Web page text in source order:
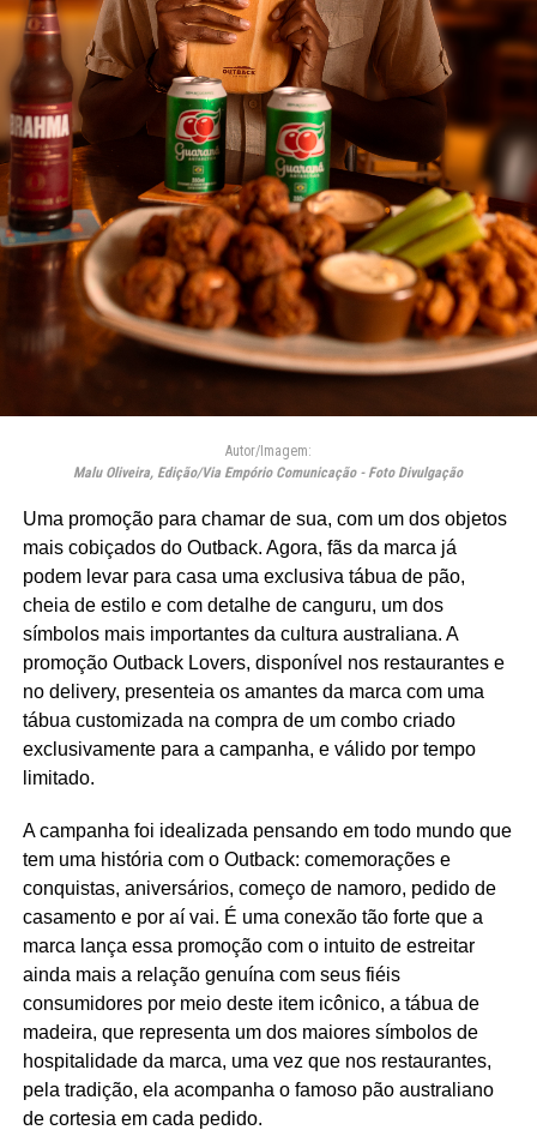
Autor/Imagem:
Malu Oliveira, Edição/Via Empório Comunicação - Foto Divulgação
Uma promoção para chamar de sua, com um dos objetos
mais cobiçados do Outback. Agora, fãs da marca já
podem levar para casa uma exclusiva tábua de pão,
cheia de estilo e com detalhe de canguru, um dos
símbolos mais importantes da cultura australiana. A
promoção Outback Lovers, disponível nos restaurantes e
no delivery, presenteia os amantes da marca com uma
tábua customizada na compra de um combo criado
exclusivamente para a campanha, e válido por tempo
limitado.
A campanha foi idealizada pensando em todo mundo que
tem uma história com o Outback: comemorações e
conquistas, aniversários, começo de namoro, pedido de
casamento e por aí vai. É uma conexão tão forte que a
marca lança essa promoção com o intuito de estreitar
ainda mais a relação genuína com seus fiéis
consumidores por meio deste item icônico, a tábua de
madeira, que representa um dos maiores símbolos de
hospitalidade da marca, uma vez que nos restaurantes,
pela tradição, ela acompanha o famoso pão australiano
de cortesia em cada pedido.